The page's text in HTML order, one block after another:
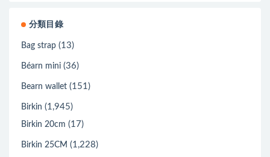
分類目錄
Bag strap (13)
Béarn mini (36)
Bearn wallet (151)
Birkin (1,945)
Birkin 20cm (17)
Birkin 25CM (1,228)